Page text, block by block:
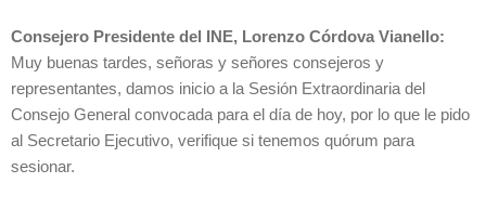
Consejero Presidente del INE, Lorenzo Córdova Vianello:
Muy buenas tardes, señoras y señores consejeros y
representantes, damos inicio a la Sesión Extraordinaria del
Consejo General convocada para el día de hoy, por lo que le pido
al Secretario Ejecutivo, verifique si tenemos quórum para
sesionar.